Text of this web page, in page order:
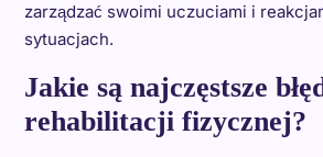
zarządzać swoimi uczuciami i
sytuacjach.
Jakie są najczęstsze
rehabilitacji fizycznej?